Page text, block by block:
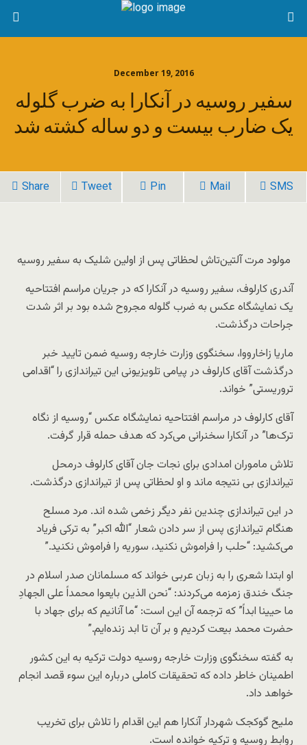
December 19, 2016
سفیر روسیه در آنکارا به ضرب گلوله
یک ضارب بیست و دو ساله کشته شد
Share Tweet Pin Mail SMS
مولود مرت آلتین‌تاش لحظاتی پس از اولین شلیک به سفیر روسیه
آندری کارلوف، سفیر روسیه در آنکارا که در جریان مراسم افتتاحیه
یک نمایشگاه عکس به ضرب گلوله مجروح شده بود بر اثر شدت
جراحات درگذشت.
ماریا زاخارووا، سخنگوی وزارت خارجه روسیه ضمن تایید خبر
درگذشت آقای کارلوف در پیامی تلویزیونی این تیراندازی را “اقدامی
تروریستی” خواند.
آقای کارلوف در مراسم افتتاحیه نمایشگاه عکس “روسیه از نگاه
ترک‌ها” در آنکارا سخنرانی می‌کرد که هدف حمله قرار گرفت.
تلاش ماموران امدادی برای نجات جان آقای کارلوف درمحل
تیراندازی بی نتیجه ماند و او لحظاتی پس از تیراندازی درگذشت.
در این تیراندازی چندین نفر دیگر زخمی شده اند. مرد مسلح
هنگام تیراندازی پس از سر دادن شعار “الله اکبر” به ترکی فریاد
می‌کشید: “حلب را فراموش نکنید، سوریه را فراموش نکنید.”
او ابتدا شعری را به زبان عربی خواند که مسلمانان صدر اسلام در
جنگ خندق زمزمه می‌کردند: “نحن الذین بایعوا محمداً علی الجهادِ
ما حیینا ابداً” که ترجمه آن این است: “ما آنانیم که برای جهاد با
حضرت محمد بیعت کردیم و بر آن تا ابد زنده‌ایم.”
به گفته سخنگوی وزارت خارجه روسیه دولت ترکیه به این کشور
اطمینان خاطر داده که تحقیقات کاملی درباره این سوء قصد انجام
خواهد داد.
ملیح گوکجک شهردار آنکارا هم این اقدام را تلاش برای تخریب
روابط روسیه و ترکیه خوانده است.